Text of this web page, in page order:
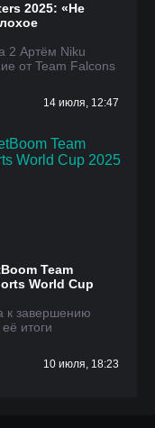
2025: «Не
2 Артём Niku
от Team Falcons
14 июля, 12:47
Team
World Cup
к завершению
итоги
10 июля, 18:23